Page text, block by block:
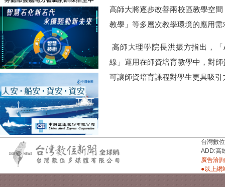
高師大將逐步改善兩校區教學空
教學」等多層次教學環境的應用需
高師大理學院長洪振方指出，
線」運用在師資培育教學中，對
可讓師資培育課程對學生更具吸引
台灣數
ADD:高
廣告洽
●以上網